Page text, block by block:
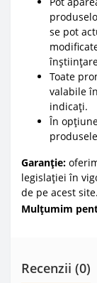
se pot
Toate
valabile
indicați.
În
Garanție:
legislației în
de pe acest site.
Mulțumim
Recenzii (0)